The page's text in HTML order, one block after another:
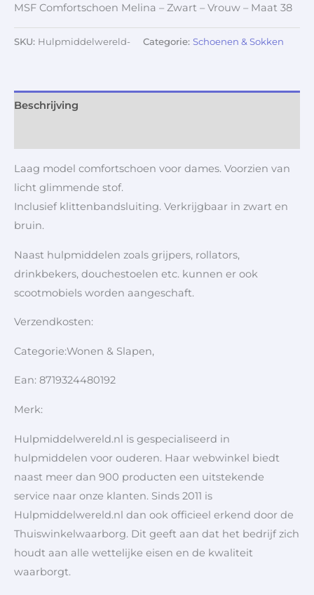
MSF Comfortschoen Melina – Zwart – Vrouw – Maat 38
SKU: Hulpmiddelwereld- Categorie: Schoenen & Sokken
Beschrijving
Laag model comfortschoen voor dames. Voorzien van
licht glimmende stof.
Inclusief klittenbandsluiting. Verkrijgbaar in zwart en
bruin.
Naast hulpmiddelen zoals grijpers, rollators,
drinkbekers, douchestoelen etc. kunnen er ook
scootmobiels worden aangeschaft.
Verzendkosten:
Categorie:Wonen & Slapen,
Ean: 8719324480192
Merk:
Hulpmiddelwereld.nl is gespecialiseerd in
hulpmiddelen voor ouderen. Haar webwinkel biedt
naast meer dan 900 producten een uitstekende
service naar onze klanten. Sinds 2011 is
Hulpmiddelwereld.nl dan ook officieel erkend door de
Thuiswinkelwaarborg. Dit geeft aan dat het bedrijf zich
houdt aan alle wettelijke eisen en de kwaliteit
waarborgt.